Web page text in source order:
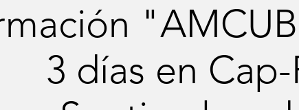
3 días en